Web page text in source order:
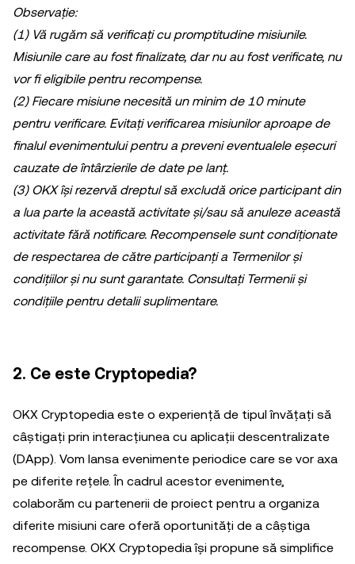
Observație:
(1) Vă rugăm să verificați cu promptitudine misiunile.
Misiunile care au fost finalizate, dar nu au fost verificate, nu
vor fi eligibile pentru recompense.
(2) Fiecare misiune necesită un minim de 10 minute
pentru verificare. Evitați verificarea misiunilor aproape de
finalul evenimentului pentru a preveni eventualele eșecuri
cauzate de întârzierile de date pe lanț.
(3) OKX își rezervă dreptul să excludă orice participant din
a lua parte la această activitate și/sau să anuleze această
activitate fără notificare. Recompensele sunt condiționate
de respectarea de către participanți a Termenilor și
condițiilor și nu sunt garantate. Consultați Termenii și
condițiile pentru detalii suplimentare.
2. Ce este Cryptopedia?
OKX Cryptopedia este o experiență de tipul învățați să
câștigați prin interacțiunea cu aplicații descentralizate
(DApp). Vom lansa evenimente periodice care se vor axa
pe diferite rețele. În cadrul acestor evenimente,
colaborăm cu partenerii de proiect pentru a organiza
diferite misiuni care oferă oportunități de a câștiga
recompense. OKX Cryptopedia își propune să simplifice